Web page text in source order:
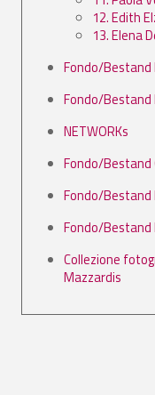
12. Edith
13. Elena
Fondo/Bestand
Fondo/Bestand
NETWORKs
Fondo/Bestand
Fondo/
Fondo/Bestand
Collezione
Mazzardis